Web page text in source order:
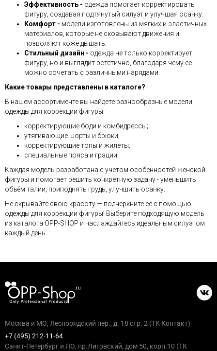
Эффективность - одежда помогает корректировать
фигуру, создавая подтянутый силуэт и улучшая осанку.
Комфорт - модели изготовлены из мягких и эластичных
материалов, которые не сковывают движения и
позволяют коже дышать.
Стильный дизайн - одежда не только корректирует
фигуру, но и выглядит эстетично, благодаря чему её
можно сочетать с различными нарядами.
Какие товары представлены в каталоге?
В нашем ассортименте вы найдёте разнообразные модели
одежды для коррекции фигуры:
корректирующие боди и комбидрессы;
утягивающие шорты и брюки;
корректирующие топы и жилеты;
специальные пояса и грации.
Каждая модель разработана с учётом особенностей женской
фигуры и помогает решить конкретную задачу - уменьшить
объём талии, приподнять грудь, улучшить осанку.
Не скрывайте свою красоту — подчеркните её с помощью
одежды для коррекции фигуры! Выберите подходящую модель
из каталога OPP-SHOP и наслаждайтесь идеальным силуэтом
каждый день.
Москва и МО, Леснорядский пер., д. 18 стр. 2 (ТК Контакт)
+7 (495) 212-11-64
Санкт-Петербург и ЛО, пр.Лиговский, дом 50, корп.10 (ТК